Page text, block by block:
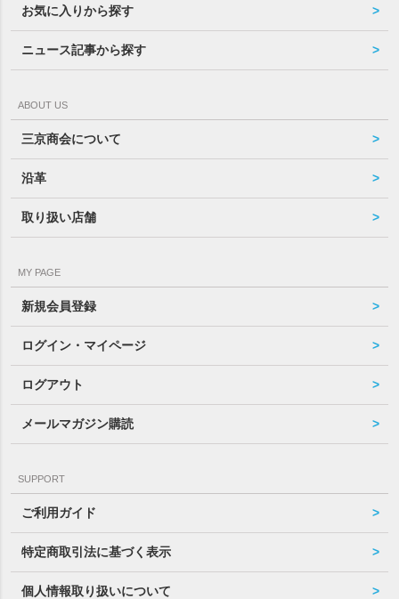
お気に入りから探す
ニュース記事から探す
ABOUT US
三京商会について
沿革
取り扱い店舗
MY PAGE
新規会員登録
ログイン・マイページ
ログアウト
メールマガジン購読
SUPPORT
ご利用ガイド
特定商取引法に基づく表示
個人情報取り扱いについて